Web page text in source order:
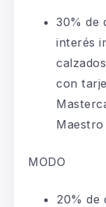
30% de
interés
con
Maestro
MODO
20% de